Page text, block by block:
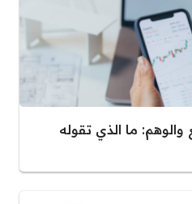
والوهم: ما الذي تقوله